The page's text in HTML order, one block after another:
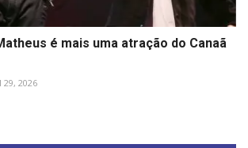
é mais uma atração do Canaã
29, 2026